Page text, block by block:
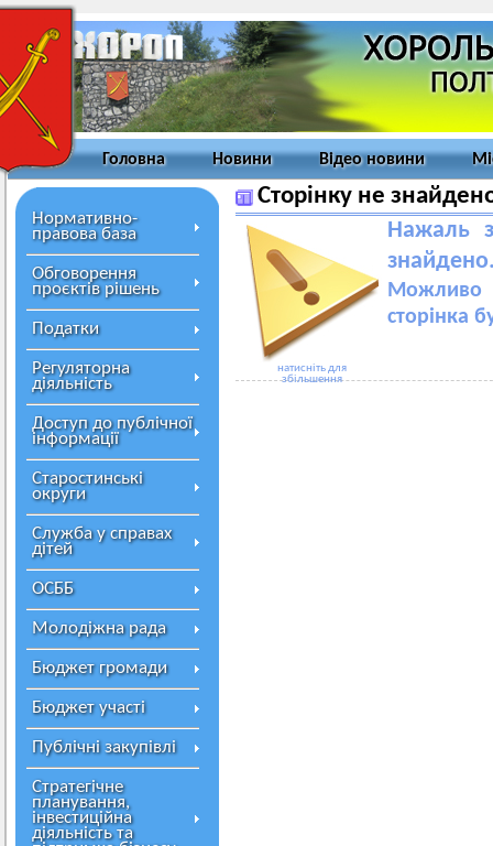
Головна Новини Відео новини
Нормативно-
правова база
Обговорення
проєктів рішень
Податки
Регуляторна
діяльність
Доступ до публічної
інформації
Старостинські
округи
Служба у справах
дітей
ОСББ
Молодіжна рада
Бюджет громади
Бюджет участі
Публічні закупівлі
Стратегічне
планування,
інвестиційна
діяльність та
Сторінку не
натисніть для
збільшення
Нажаль
Можливо
сторінка